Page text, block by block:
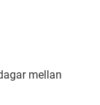
mellan